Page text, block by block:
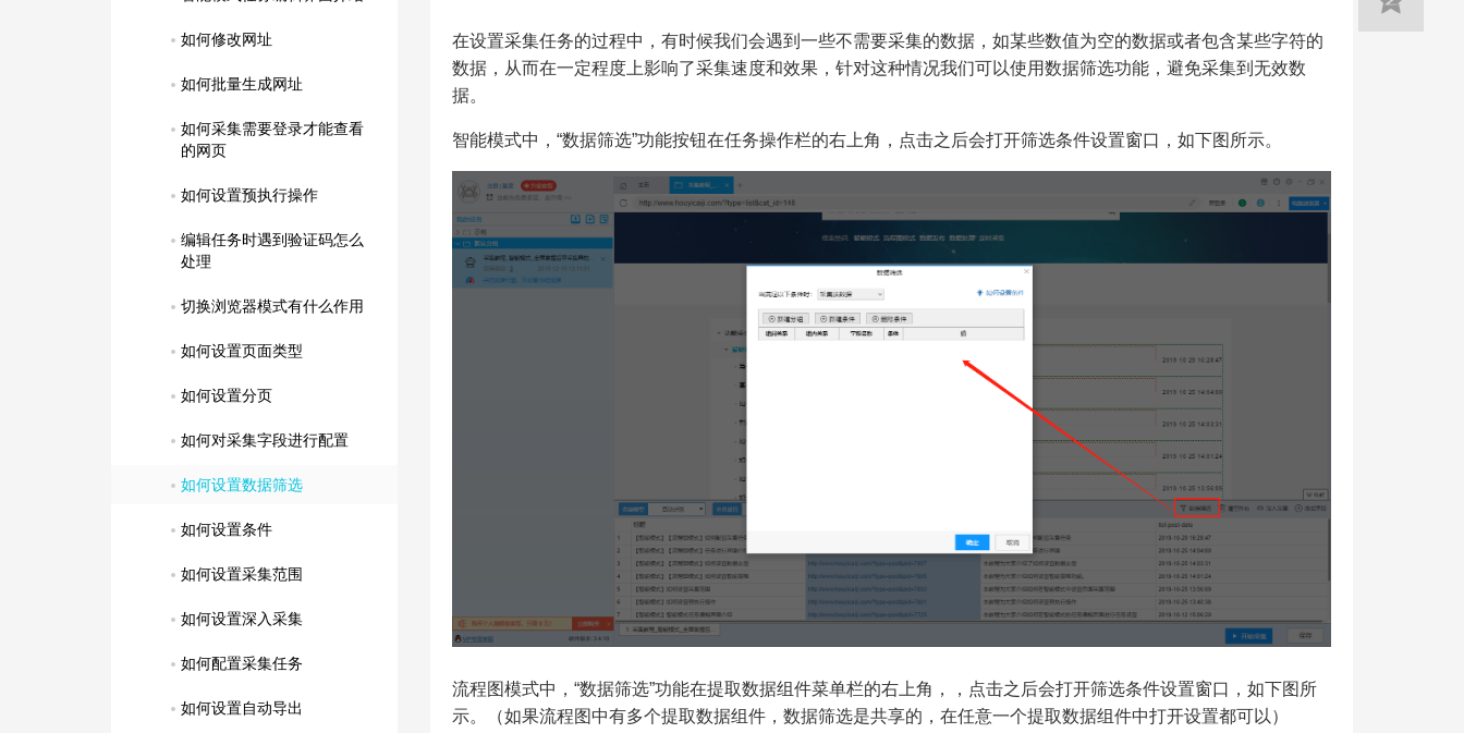
如何修改网址
如何批量生成网址
如何采集需要登录才能查看
的网页
如何设置预执行操作
编辑任务时遇到验证码怎么
处理
切换浏览器模式有什么作用
如何设置页面类型
如何设置分页
如何对采集字段进行配置
如何设置数据筛选
如何设置条件
如何设置采集范围
如何设置深入采集
如何配置采集任务
如何设置自动导出
在设置采集任务的过程中，有时候我们会遇到一些不需要采集的数据，如某些数值为空的数据或者包含某些字符的
数据，从而在一定程度上影响了采集速度和效果，针对这种情况我们可以使用数据筛选功能，避免采集到无效数
据。
智能模式中，“数据筛选”功能按钮在任务操作栏的右上角，点击之后会打开筛选条件设置窗口，如下图所示。
流程图模式中，“数据筛选”功能在提取数据组件菜单栏的右上角，，点击之后会打开筛选条件设置窗口，如下图所
示。（如果流程图中有多个提取数据组件，数据筛选是共享的，在任意一个提取数据组件中打开设置都可以）